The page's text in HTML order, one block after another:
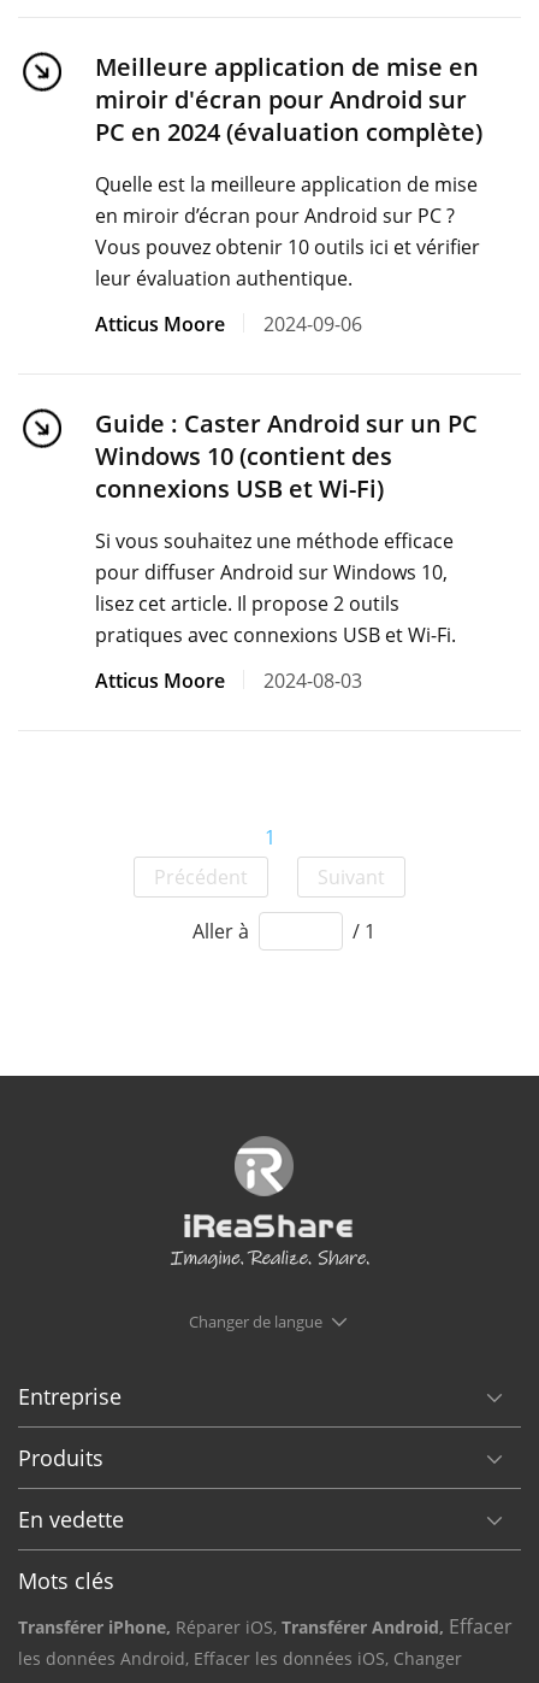
Meilleure application de mise en
miroir d'écran pour Android sur
PC en 2024 (évaluation complète)
Quelle est la meilleure application de mise
en miroir d’écran pour Android sur PC ?
Vous pouvez obtenir 10 outils ici et vérifier
leur évaluation authentique.
Atticus Moore
2024-09-06
Guide : Caster Android sur un PC
Windows 10 (contient des
connexions USB et Wi-Fi)
Si vous souhaitez une méthode efficace
pour diffuser Android sur Windows 10,
lisez cet article. Il propose 2 outils
pratiques avec connexions USB et Wi-Fi.
Atticus Moore
2024-08-03
Précédent
1
Suivant
Aller à / 1
Changer de langue
Entreprise
Produits
En vedette
Mots clés
Transférer iPhone, Réparer iOS, Transférer Android, Effacer
les données Android, Effacer les données iOS, Changer